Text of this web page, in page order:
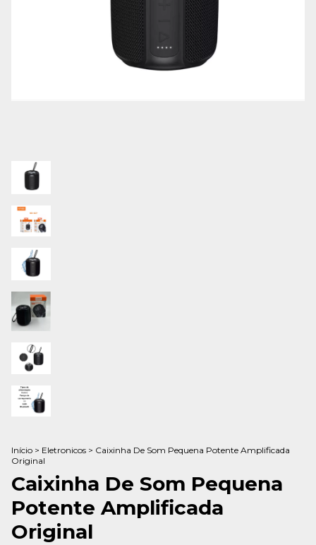
Início > Eletronicos > Caixinha De Som Pequena Potente Amplificada
Original
Caixinha De Som Pequena
Potente Amplificada
Original